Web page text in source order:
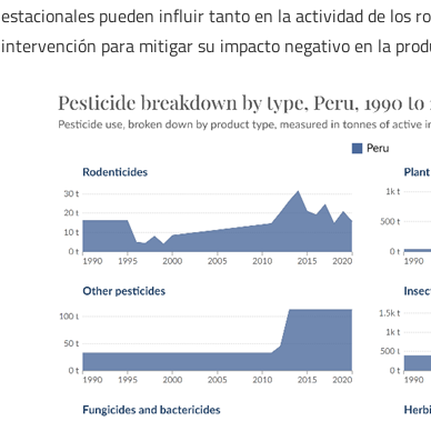
estacionales pueden influir tanto en la actividad de los
intervención para mitigar su impacto negativo en la